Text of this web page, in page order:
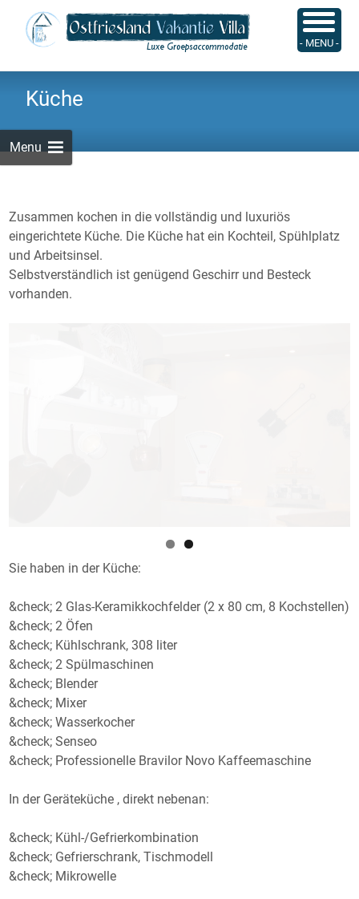
Menu
Skip
to
content
Suchen
nach:
Küche
Zusammen kochen in die vollständig und luxuriös
eingerichtete Küche. Die Küche hat ein Kochteil, Spühlplatz
und Arbeitsinsel.
Selbstverständlich ist genügend Geschirr und Besteck
vorhanden.
Sie haben in der Küche:
&check; 2 Glas-Keramikkochfelder (2 x 80 cm, 8 Kochstellen)
&check; 2 Öfen
&check; Kühlschrank, 308 liter
&check; 2 Spülmaschinen
&check; Blender
&check; Mixer
&check; Wasserkocher
&check; Senseo
&check; Professionelle Bravilor Novo Kaffeemaschine
In der Geräteküche , direkt nebenan:
&check; Kühl-/Gefrierkombination
&check; Gefrierschrank, Tischmodell
&check; Mikrowelle
- MENU -